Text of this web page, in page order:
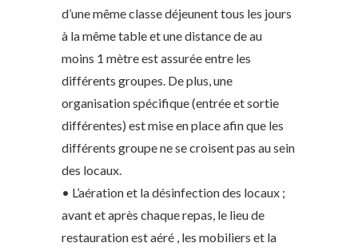
d’une même classe déjeunent tous les jours
à la même table et une distance de au
moins 1 mètre est assurée entre les
différents groupes. De plus, une
organisation spécifique (entrée et sortie
différentes) est mise en place afin que les
différents groupe ne se croisent pas au sein
des locaux.
• L’aération et la désinfection des locaux ;
avant et après chaque repas, le lieu de
restauration est aéré , les mobiliers et la